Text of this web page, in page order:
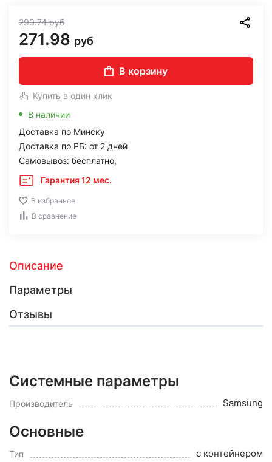
293.74руб
271.98 руб
В корзину
Купить в один клик
В наличии
Доставка по Минску
Доставка по РБ: от 2 дней
Самовывоз: бесплатно,
Гарантия 12 мес.
В избранное
В сравнение
Описание
Параметры
Отзывы
Системные параметры
Производитель Samsung
Основные
Тип с контейнером